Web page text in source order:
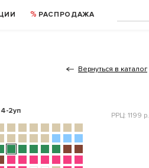
РАСПРОДАЖА
Вернуться в каталог
2уп
РРЦ: 1199 р.